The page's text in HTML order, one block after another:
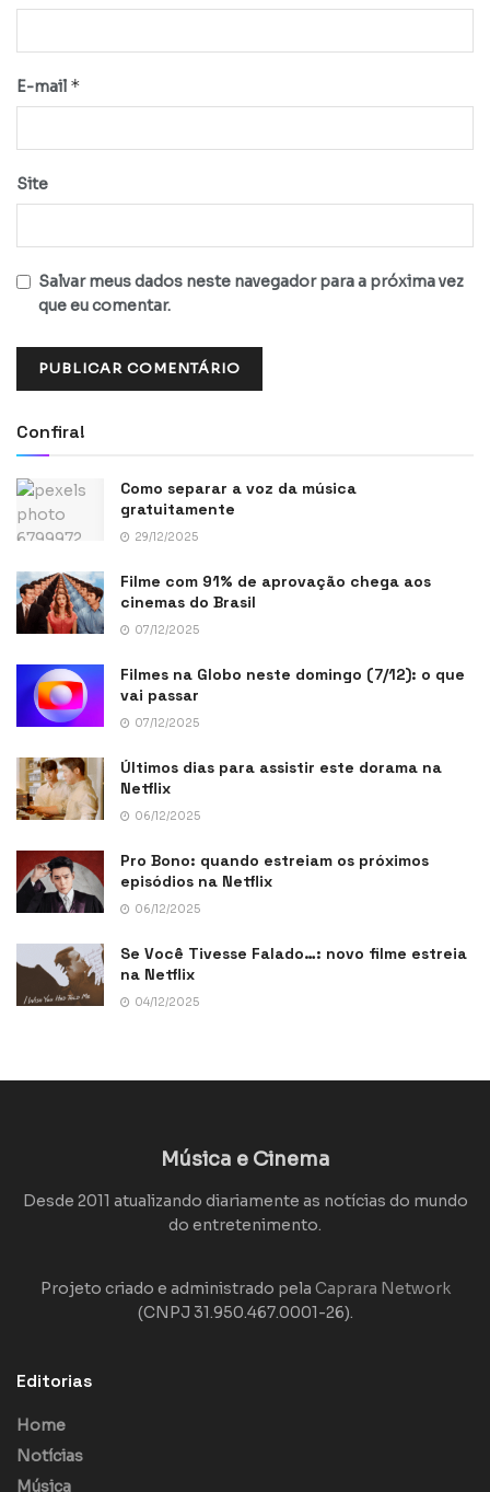
E-mail *
Site
Salvar meus dados neste navegador para a próxima vez
que eu comentar.
Confira!
Como separar a voz da música
gratuitamente
29/12/2025
Filme com 91% de aprovação chega aos
cinemas do Brasil
07/12/2025
Filmes na Globo neste domingo (7/12): o que
vai passar
07/12/2025
Últimos dias para assistir este dorama na
Netflix
06/12/2025
Pro Bono: quando estreiam os próximos
episódios na Netflix
06/12/2025
Se Você Tivesse Falado…: novo filme estreia
na Netflix
04/12/2025
Música e Cinema
Desde 2011 atualizando diariamente as notícias do mundo
do entretenimento.
Projeto criado e administrado pela Caprara Network
(CNPJ 31.950.467.0001-26).
Editorias
Home
Notícias
Música